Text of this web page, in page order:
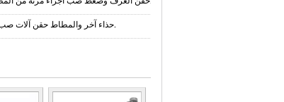
الشركات المصنعة للبولي كلوريد الفينيل، TPR، حذاء آخر والمطاط حقن آلات صب. أيضا بتصنيع برميل وإصلاح المسمار آلات من أي تكوين.